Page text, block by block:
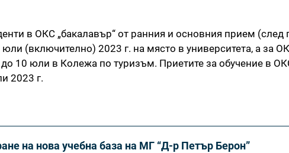
в ОКС „бакалавър“ от ранния и основния прием (след
(включително) 2023 г. на място в университета, а за
10 юли в Колежа по туризъм. Приетите за обучение в
2023 г.
на нова учебна база на МГ “Д-р Петър Берон”